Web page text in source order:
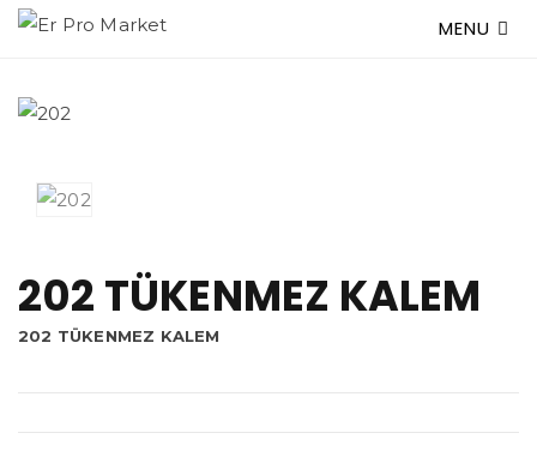
MENU
202 TÜKENMEZ KALEM
202 TÜKENMEZ KALEM